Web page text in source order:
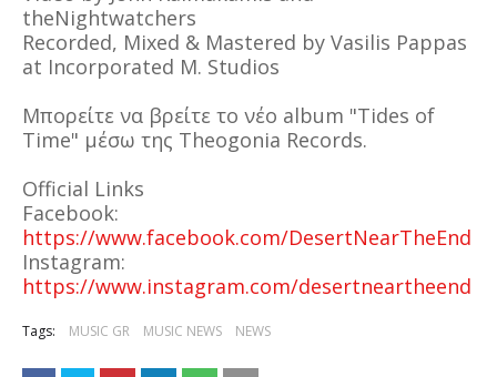
theNightwatchers
Recorded, Mixed & Mastered by Vasilis Pappas
at Incorporated M. Studios
Μπορείτε να βρείτε το νέο album "Tides of
Time" μέσω της Theogonia Records.
Official Links
Facebook:
https://www.facebook.com/DesertNearTheEnd
Instagram:
https://www.instagram.com/desertneartheend
Tags: MUSIC GR MUSIC NEWS NEWS